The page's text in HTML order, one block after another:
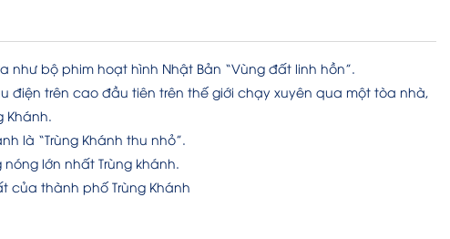
bộ phim hoạt hình Nhật Bản “Vùng đất linh hồn”.
điện trên cao đầu tiên trên thế giới chạy xuyên qua một tòa nhà,
Khánh.
là “Trùng Khánh thu nhỏ”.
lớn nhất Trùng khánh.
của thành phố Trùng Khánh